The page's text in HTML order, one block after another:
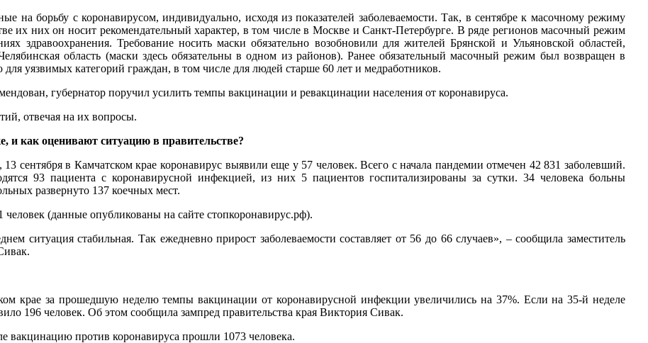
на борьбу с коронавирусом, индивидуально, исходя из показателей заболеваемости. Так, в сентябре к масочному режиму
их них он носит рекомендательный характер, в том числе в Москве и Санкт-Петербурге. В ряде регионов масочный режим
здравоохранения. Требование носить маски обязательно возобновили для жителей Брянской и Ульяновской областей,
область (маски здесь обязательны в одном из районов). Ранее обязательный масочный режим был возвращен в
уязвимых категорий граждан, в том числе для людей старше 60 лет и медработников.
губернатор поручил усилить темпы вакцинации и ревакцинации населения от коронавируса.
отвечая на их вопросы.
и как оценивают ситуацию в правительстве?
сентября в Камчатском крае коронавирус выявили еще у 57 человек. Всего с начала пандемии отмечен 42 831 заболевший.
93 пациента с коронавирусной инфекцией, из них 5 пациентов госпитализированы за сутки. 34 человека больны
развернуто 137 коечных мест.
(данные опубликованы на сайте стопкоронавирус.рф).
ситуация стабильная. Так ежедневно прирост заболеваемости составляет от 56 до 66 случаев», – сообщила заместитель
крае за прошедшую неделю темпы вакцинации от коронавирусной инфекции увеличились на 37%. Если на 35-й неделе
196 человек. Об этом сообщила зампред правительства края Виктория Сивак.
вакцинацию против коронавируса прошли 1073 человека.